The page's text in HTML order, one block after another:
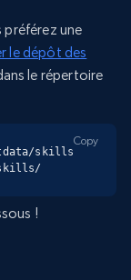
préférez une
le dépôt des
le répertoire
skills
Copy
!